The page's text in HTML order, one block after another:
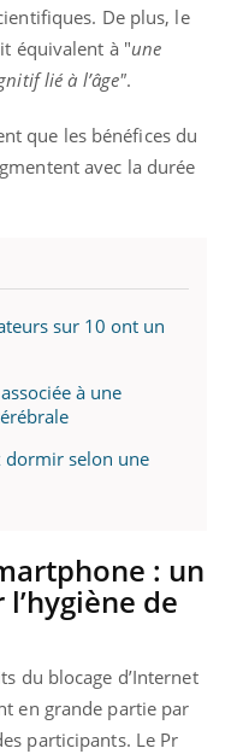
De plus, le
équivalent à "une
lié à l’âge".
que les bénéfices du
avec la durée
sur 10 ont un
à une
dormir selon une
: un
de
du blocage d’Internet
en grande partie par
participants. Le Pr